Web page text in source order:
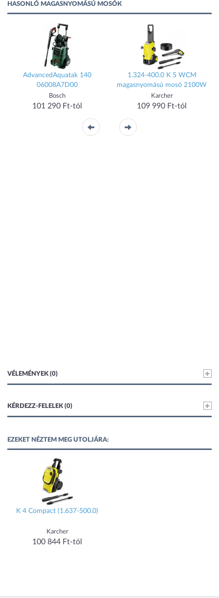
HASONLÓ MAGASNYOMÁSÚ MOSÓK
AdvancedAquatak 140
06008A7D00
Bosch
101 290 Ft-tól
1.324-400.0 K 5 WCM
magasnyomású mosó 2100W
Karcher
109 990 Ft-tól
VÉLEMÉNYEK (0)
KÉRDEZZ-FELELEK (0)
EZEKET NÉZTEM MEG UTOLJÁRA:
K 4 Compact (1.637-500.0)
Karcher
100 844 Ft-tól